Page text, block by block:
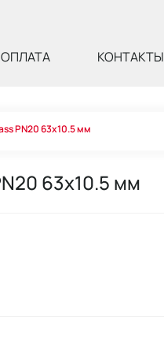
ОПЛАТА КОНТАКТЫ
PN20 63x10.5 мм
63x10.5 мм